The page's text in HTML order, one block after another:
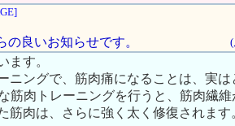
の良いお知らせです。
ます。
ニングで、筋肉痛になることは、実は
筋肉トレーニングを行うと、筋肉繊
筋肉は、さらに強く太く修復されま